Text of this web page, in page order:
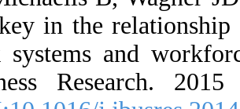
as a key in the
work systems
Business